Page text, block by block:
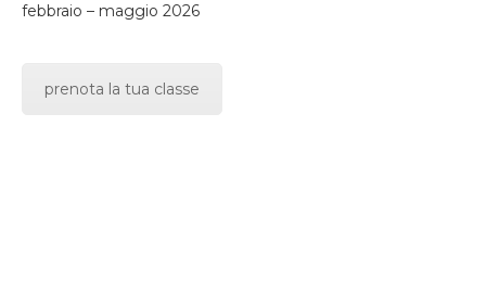
febbraio – maggio 2026
prenota la tua classe